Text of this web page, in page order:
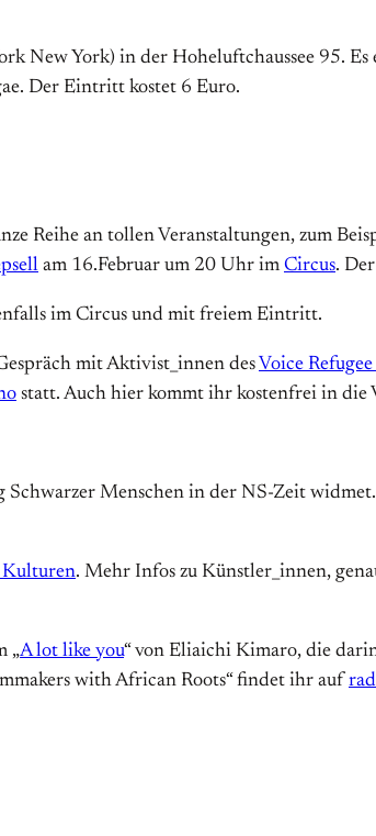
New York) in der Hoheluftchaussee 95.
Der Eintritt kostet 6 Euro.
Reihe an tollen Veranstaltungen, zum
am 16.Februar um 20 Uhr im Circus.
im Circus und mit freiem Eintritt.
mit Aktivist_innen des Voice
statt. Auch hier kommt ihr kostenfrei in die
Schwarzer Menschen in der NS-Zeit
Kulturen. Mehr Infos zu Künstler_innen,
„A lot like you“ von Eliaichi Kimaro, die
with African Roots“ findet ihr auf